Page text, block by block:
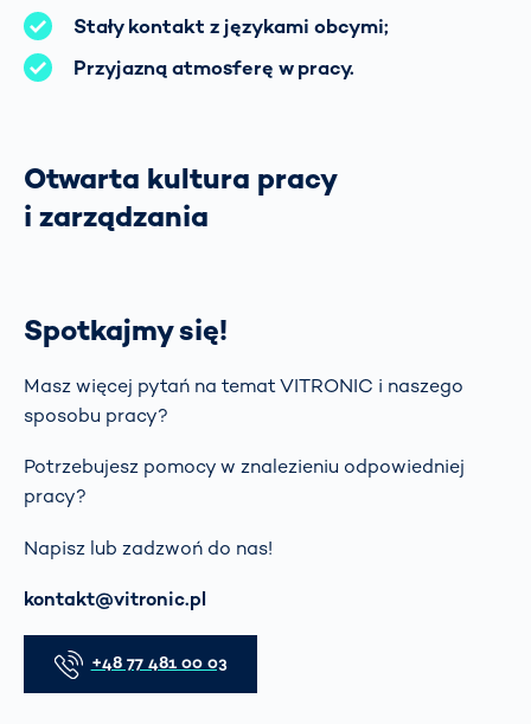
Stały kontakt z językami obcymi;
Przyjazną atmosferę w pracy.
Otwarta kultura pracy
i zarządzania
Spotkajmy się!
Masz więcej pytań na temat VITRONIC i naszego
sposobu pracy?
Potrzebujesz pomocy w znalezieniu odpowiedniej
pracy?
Napisz lub zadzwoń do nas!
E-mail
kontakt@vitronic.pl
Telefon
+48 77 481 00 03